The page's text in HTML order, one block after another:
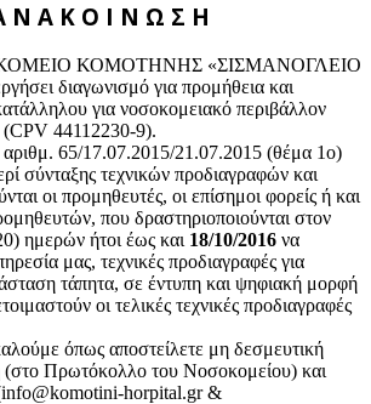
Ν Α Κ Ο Ι Ν Ω Σ Η
ΚΟΜΟΤΗΝΗΣ «ΣΙΣΜΑΝΟΓΛΕΙΟ
διαγωνισμό για προμήθεια και
για νοσοκομειακό περιβάλλον
44112230-9).
αριθμ. 65/17.07.2015/21.07.2015 (θέμα 1ο)
σύνταξης τεχνικών προδιαγραφών και
οι προμηθευτές, οι επίσημοι φορείς ή και
που δραστηριοποιούνται στον
ημερών ήτοι έως και 18/10/2016 να
μας, τεχνικές προδιαγραφές για
τάπητα, σε έντυπη και ψηφιακή μορφή
οι τελικές τεχνικές προδιαγραφές
όπως αποστείλετε μη δεσμευτική
Πρωτόκολλο του Νοσοκομείου) και
horpital.gr &